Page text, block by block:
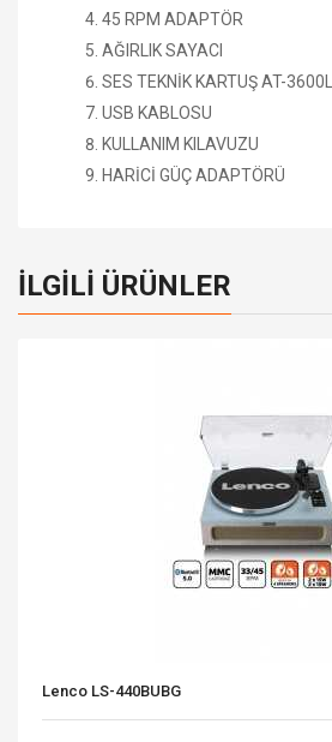
45 RPM ADAPTÖR
AĞIRLIK SAYACI
SES TEKNİK KARTUŞ AT-3600L
USB KABLOSU
KULLANIM KILAVUZU
HARİCİ GÜÇ ADAPTÖRÜ
İLGILI ÜRÜNLER
Lenco LS-440BUBG